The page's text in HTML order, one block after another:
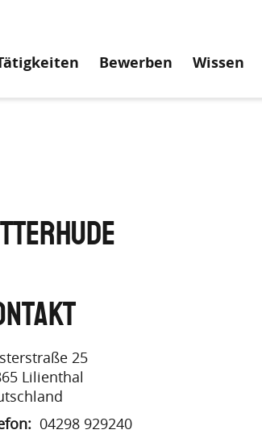
Bewerben Wissen
25
Lilienthal
04298 929240